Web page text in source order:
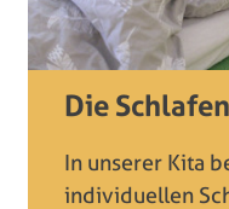
Die
In unserer Kita
individuellen